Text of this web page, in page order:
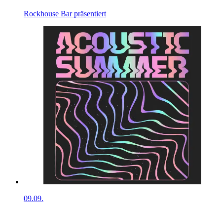
Rockhouse Bar präsentiert
09.09.